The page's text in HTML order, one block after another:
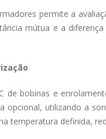
permite a
mútua e a
de bobinas e
utilizando a
temperatura definida,